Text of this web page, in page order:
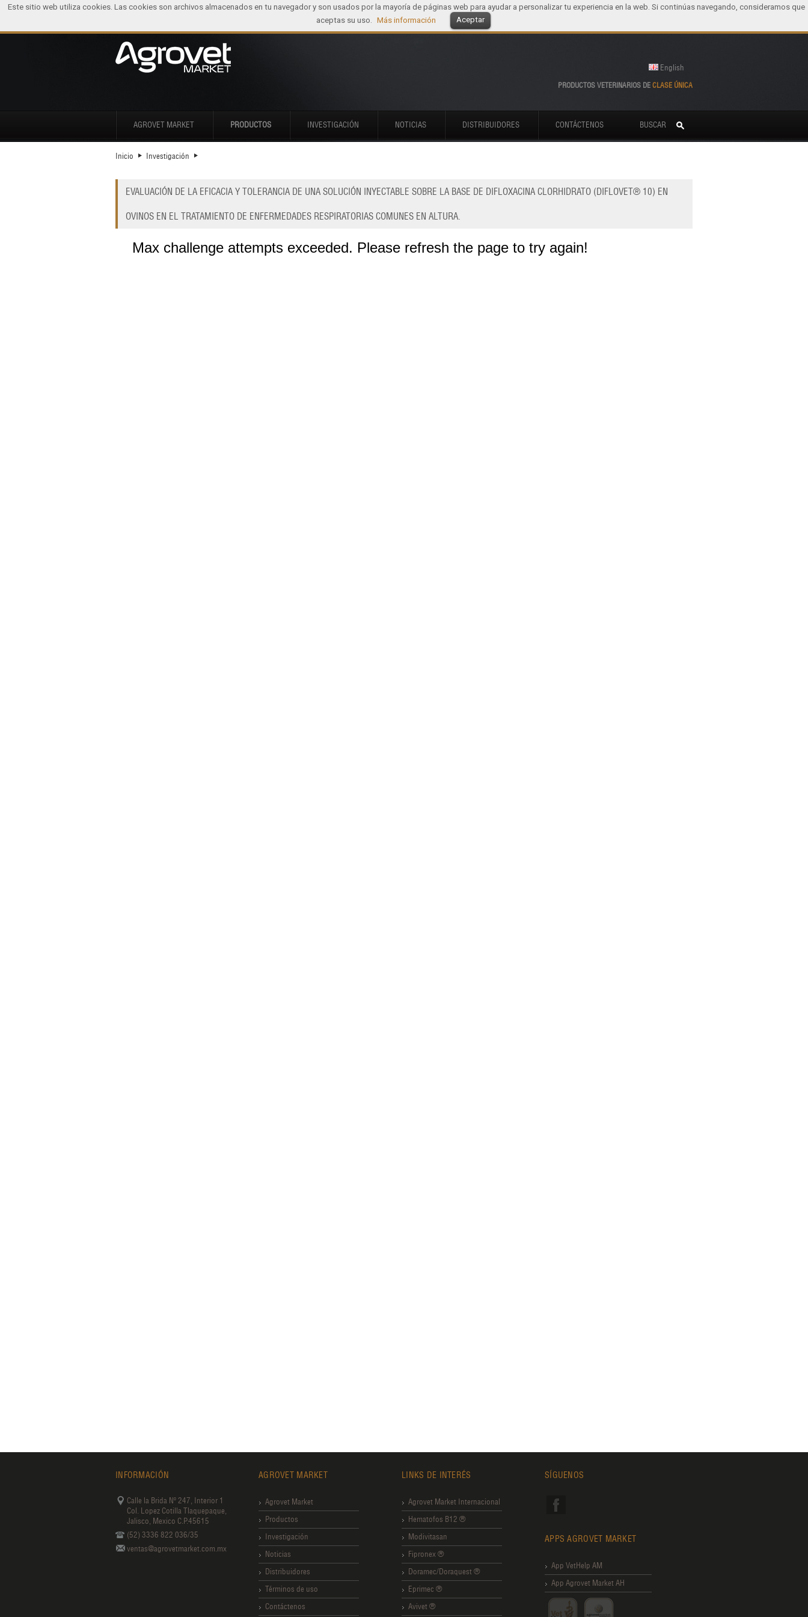
English
PRODUCTOS VETERINARIOS DE CLASE ÚNICA
AGROVET MARKET PRODUCTOS INVESTIGACIÓN NOTICIAS DISTRIBUIDORES CONTÁCTENOS BUSCAR
Inicio Investigación
EVALUACIÓN DE LA EFICACIA Y TOLERANCIA DE UNA SOLUCIÓN INYECTABLE SOBRE LA BASE DE DIFLOXACINA CLORHIDRATO (DIFLOVET® 10) EN
OVINOS EN EL TRATAMIENTO DE ENFERMEDADES RESPIRATORIAS COMUNES EN ALTURA.
INFORMACIÓN
Calle la Brida Nº 247, Interior 1
Col. Lopez Cotilla Tlaquepaque,
Jalisco, Mexico C.P.45615
(52) 3336 822 036/35
ventas@agrovetmarket.com.mx
AGROVET MARKET
Agrovet Market
Productos
Investigación
Noticias
Distribuidores
Términos de uso
Contáctenos
LINKS DE INTERÉS
Agrovet Market Internacional
Hematofos B12 ®
Modivitasan
Fipronex ®
Doramec/Doraquest ®
Eprimec ®
Avivet ®
SÍGUENOS
APPS AGROVET MARKET
App VetHelp AM
App Agrovet Market AH
Este sitio web utiliza cookies. Las cookies son archivos almacenados en tu navegador y son usados por la mayoría de páginas web para ayudar a personalizar tu experiencia en la web. Si continúas navegando, consideramos que
aceptas su uso. Más información Aceptar